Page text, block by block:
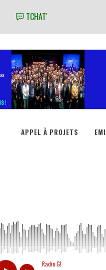
TCHAT'
APPEL À PROJETS
Radio G!